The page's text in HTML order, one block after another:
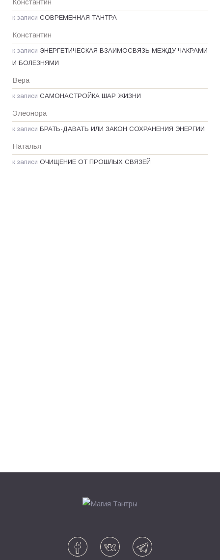
к записи СОВРЕМЕННАЯ ТАНТРА
Константин
к записи ЭНЕРГЕТИЧЕСКАЯ ВЗАИМОСВЯЗЬ МЕЖДУ ЧАКРАМИ
И БОЛЕЗНЯМИ
Вера
к записи САМОНАСТРОЙКА ШАР ЖИЗНИ
Элеонора
к записи БРАТЬ-ДАВАТЬ ИЛИ ЗАКОН СОХРАНЕНИЯ ЭНЕРГИИ
Наталья
к записи ОЧИЩЕНИЕ ОТ ПРОШЛЫХ СВЯЗЕЙ